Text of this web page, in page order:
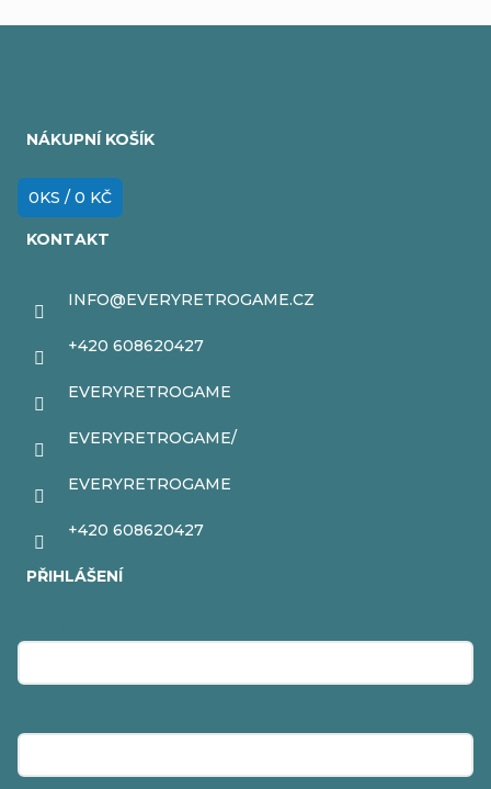
NÁKUPNÍ KOŠÍK
0KS / 0 KČ
KONTAKT
INFO@EVERYRETROGAME.CZ
+420 608620427
EVERYRETROGAME
EVERYRETROGAME/
EVERYRETROGAME
+420 608620427
PŘIHLÁŠENÍ